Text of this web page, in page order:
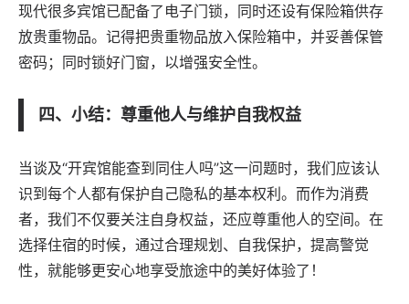
现代很多宾馆已配备了电子门锁，同时还设有保险箱供存
放贵重物品。记得把贵重物品放入保险箱中，并妥善保管
密码；同时锁好门窗，以增强安全性。
四、小结：尊重他人与维护自我权益
当谈及“开宾馆能查到同住人吗”这一问题时，我们应该认
识到每个人都有保护自己隐私的基本权利。而作为消费
者，我们不仅要关注自身权益，还应尊重他人的空间。在
选择住宿的时候，通过合理规划、自我保护，提高警觉
性，就能够更安心地享受旅途中的美好体验了！